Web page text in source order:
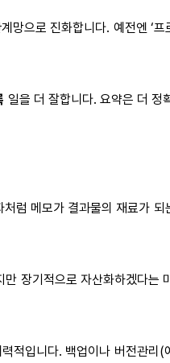
으로 진화합니다. 예전엔 ‘
일을 더 잘합니다. 요약은 더 정
럼 메모가 결과물의 재료가
장기적으로 자산화하겠다
적입니다. 백업이나 버전관